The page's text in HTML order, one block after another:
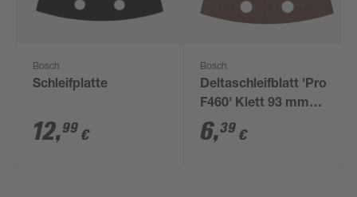
Bosch
Schleifplatte
12,99 €
Bosch
Deltaschleifblatt 'Pro
F460' Klett 93 mm
G180, 5-teilig
6,39 €